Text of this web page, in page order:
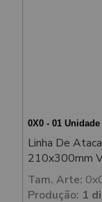
0X0 - 01
Linha De
210x300mm
Tam. Arte:
Produção: 1